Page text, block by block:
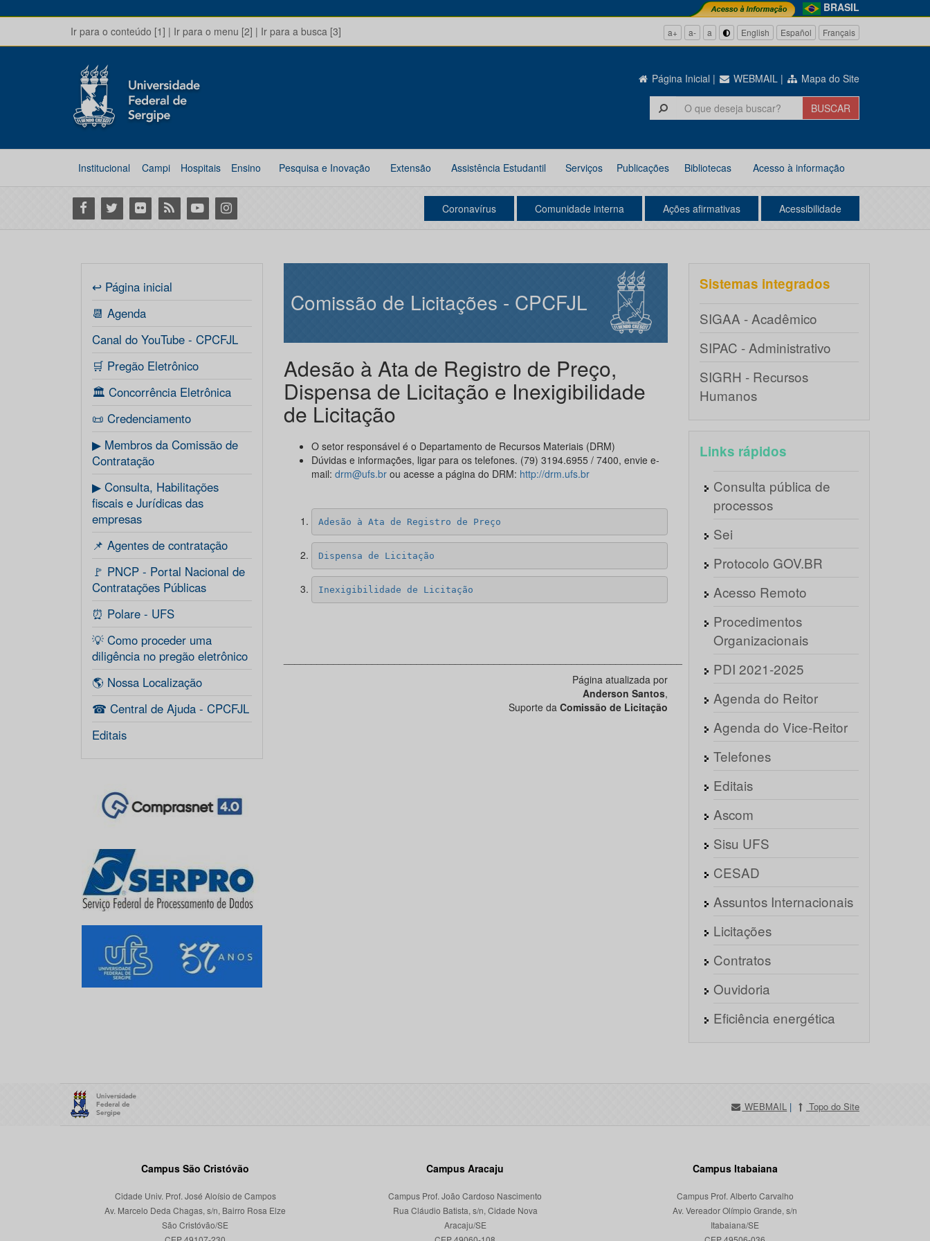
BRASIL
Ir para o conteúdo [1] | Ir para o menu [2] | Ir para a busca [3] a+ a- a English Español Français
Página Inicial | WEBMAIL | Mapa do Site
Institucional Campi Hospitais Ensino Pesquisa e Inovação Extensão Assistência Estudantil Serviços Publicações Bibliotecas Acesso à informação
Facebook
Twitter Flickr RSS YoutubeInstagram Coronavírus Comunidade interna Ações afirmativas Acessibilidade
↩ Página inicial
📆 Agenda
Canal do YouTube - CPCFJL
🛒 Pregão Eletrônico
🏛️ Concorrência Eletrônica
📜 Credenciamento
▶ Membros da Comissão de
Contratação
▶ Consulta, Habilitações
fiscais e Jurídicas das
empresas
📌 Agentes de contratação
🚩 PNCP - Portal Nacional de
Contratações Públicas
⏰ Polare - UFS
💡 Como proceder uma
diligência no pregão eletrônico
🌎 Nossa Localização
☎ Central de Ajuda - CPCFJL
Editais
Comissão de Licitações - CPCFJL
Adesão à Ata de Registro de Preço,
Dispensa de Licitação e Inexigibilidade
de Licitação
O setor responsável é o Departamento de Recursos Materiais (DRM)
Dúvidas e informações, ligar para os telefones. (79) 3194.6955 / 7400, envie e-
mail: drm@ufs.brou acesse a página do DRM: http://drm.ufs.br
Adesão à Ata de Registro de Preço
Dispensa de Licitação
Inexigibilidade de Licitação
Página atualizada por
Anderson Santos,
Suporte da Comissão de Licitação
Sistemas integrados
SIGAA - Acadêmico
SIPAC - Administrativo
SIGRH - Recursos
Humanos
Links rápidos
Consulta pública de
processos
Sei
Protocolo GOV.BR
Acesso Remoto
Procedimentos
Organizacionais
PDI 2021-2025
Agenda do Reitor
Agenda do Vice-Reitor
Telefones
Editais
Ascom
Sisu UFS
CESAD
Assuntos Internacionais
Licitações
Contratos
Ouvidoria
Eficiência energética
WEBMAIL | Topo do Site
Campus São Cristóvão
Cidade Univ. Prof. José Aloísio de Campos
Av. Marcelo Deda Chagas, s/n, Bairro Rosa Elze
São Cristóvão/SE
Campus Aracaju
Campus Prof. João Cardoso Nascimento
Rua Cláudio Batista, s/n, Cidade Nova
Aracaju/SE
Campus Itabaiana
Campus Prof. Alberto Carvalho
Av. Vereador Olímpio Grande, s/n
Itabaiana/SE